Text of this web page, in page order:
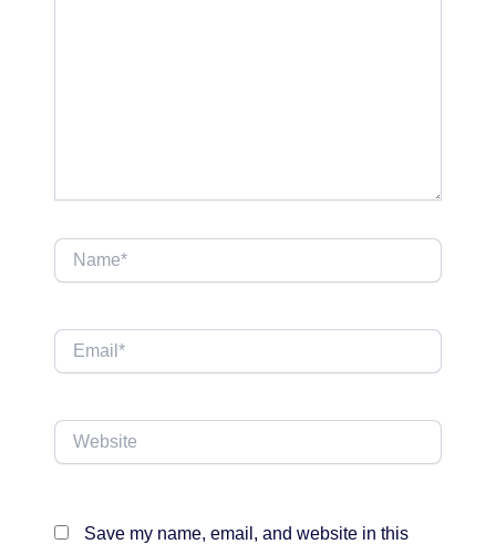
Name*
Email*
Website
Save my name, email, and website in this